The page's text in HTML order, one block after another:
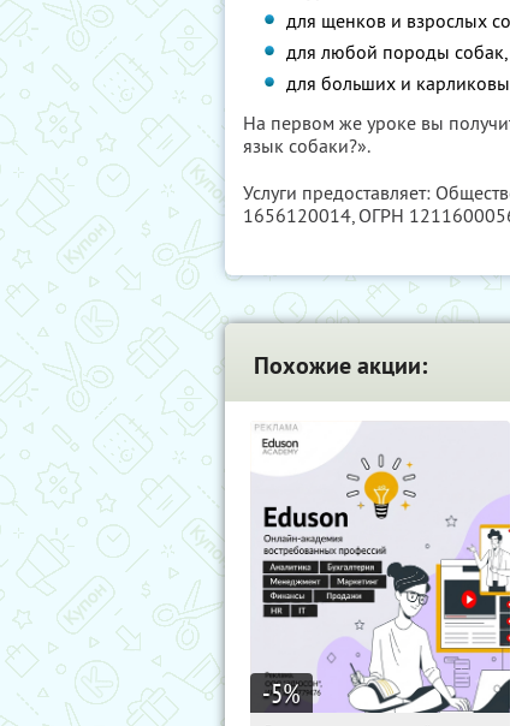
для щенков и взрослых
для любой породы собак,
для больших и
На первом же уроке вы
язык собаки?».
Услуги предоставляет:
1656120014, ОГРН
Похожие акции:
-5%